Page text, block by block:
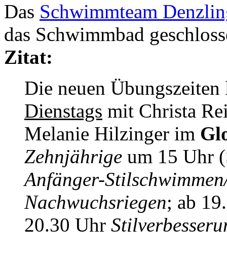
Das Schwimmteam
das Schwimmbad
Zitat:
Die neuen
Dienstags mit Christa
Melanie Hilzinger im
Zehnjährige um 15 Uhr
Anfänger-
Nachwuchsriegen; ab
20.30 Uhr